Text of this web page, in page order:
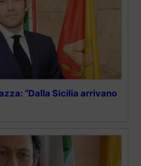
“Dalla Sicilia arrivano